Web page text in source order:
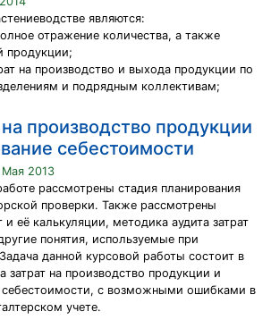
являются:
отражение количества, а также
продукции;
на производство и выхода продукции по
и подрядным коллективам;
производство продукции
себестоимости
Мая 2013
рассмотрены стадия планирования
проверки. Также рассмотрены
и её калькуляции, методика аудита затрат
понятия, используемые при
данной курсовой работы состоит в
затрат на производство продукции и
себестоимости, с возможными ошибками в
учете.